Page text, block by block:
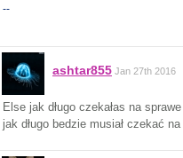
--
ashtar855 Jan 27th 2016
Else jak długo czekałas na
jak długo bedzie musiał czekać